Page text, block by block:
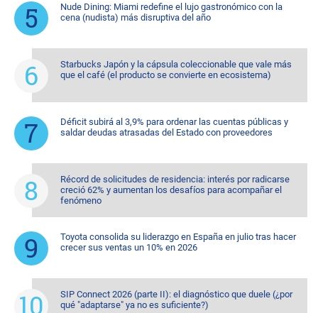
Nude Dining: Miami redefine el lujo gastronómico con la
cena (nudista) más disruptiva del año
Starbucks Japón y la cápsula coleccionable que vale más
que el café (el producto se convierte en ecosistema)
Déficit subirá al 3,9% para ordenar las cuentas públicas y
saldar deudas atrasadas del Estado con proveedores
Récord de solicitudes de residencia: interés por radicarse
creció 62% y aumentan los desafíos para acompañar el
fenómeno
Toyota consolida su liderazgo en España en julio tras hacer
crecer sus ventas un 10% en 2026
SIP Connect 2026 (parte II): el diagnóstico que duele (¿por
qué "adaptarse" ya no es suficiente?)